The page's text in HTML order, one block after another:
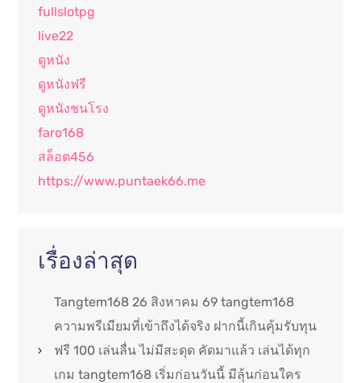
fullslotpg
live22
ดูหนัง
ดูหนังฟรี
ดูหนังชนโรง
faro168
สล็อต456
https://www.puntaek66.me
เรื่องล่าสุด
Tangtem168 26 สิงหาคม 69 tangtem168
ความพรีเมียมที่เข้าถึงได้จริง ฝากนี้เกินคุ้มรับทุน
ฟรี 100 เล่นลื่น ไม่มีสะดุด คัดมาแล้ว เล่นได้ทุก
เกม tangtem168 เริ่มก่อนวันนี้ มีลุ้นก่อนใคร